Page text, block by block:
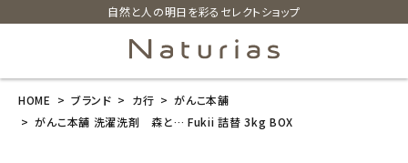
自然と人の明日を彩るセレクトショップ
search
HOME ブランド カ行
がんこ本舗
がんこ本舗 洗濯洗剤 森と… Fukii 詰替 3kg BOX